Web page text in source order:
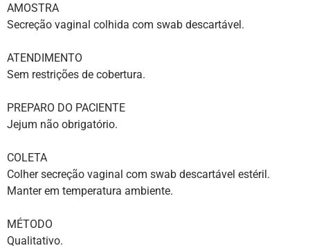
AMOSTRA
Secreção vaginal colhida com swab descartável.
ATENDIMENTO
Sem restrições de cobertura.
PREPARO DO PACIENTE
Jejum não obrigatório.
COLETA
Colher secreção vaginal com swab descartável estéril.
Manter em temperatura ambiente.
MÉTODO
Qualitativo.